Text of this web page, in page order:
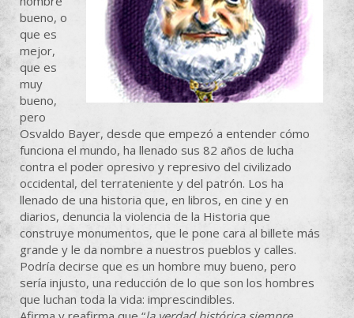
bueno, o
que es
mejor,
que es
muy
bueno,
pero
Osvaldo Bayer, desde que empezó a entender cómo
funciona el mundo, ha llenado sus 82 años de lucha
contra el poder opresivo y represivo del civilizado
occidental, del terrateniente y del patrón. Los ha
llenado de una historia que, en libros, en cine y en
diarios, denuncia la violencia de la Historia que
construye monumentos, que le pone cara al billete más
grande y le da nombre a nuestros pueblos y calles.
Podría decirse que es un hombre muy bueno, pero
sería injusto, una reducción de lo que son los hombres
que luchan toda la vida: imprescindibles.